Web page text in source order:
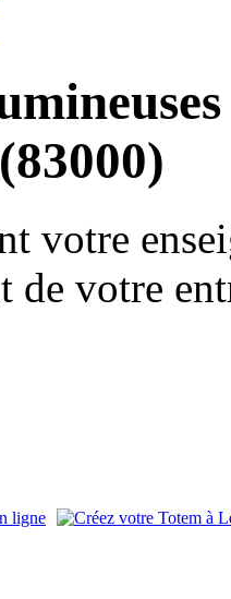
votre
de votre